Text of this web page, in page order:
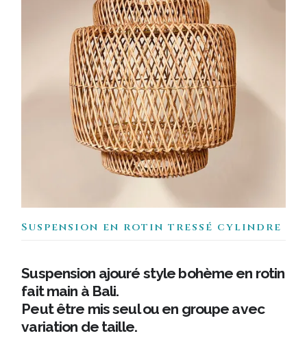
Suspension en rotin tressé cylindre
Suspension ajouré style bohème en rotin
fait main à Bali.
Peut être mis seul ou en groupe avec
variation de taille.